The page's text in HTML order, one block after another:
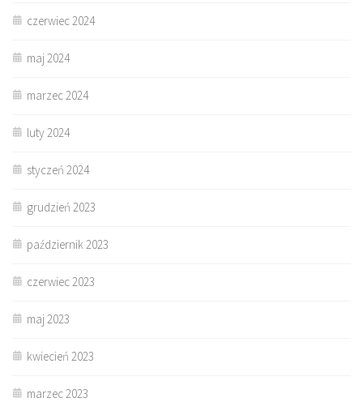
czerwiec 2024
maj 2024
marzec 2024
luty 2024
styczeń 2024
grudzień 2023
październik 2023
czerwiec 2023
maj 2023
kwiecień 2023
marzec 2023